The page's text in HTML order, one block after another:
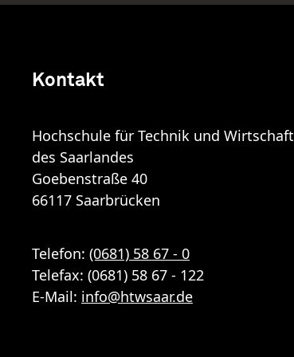
Kontakt
Hochschule für Technik und Wirtschaft
des Saarlandes
Goebenstraße 40
66117 Saarbrücken
Telefon: (0681) 58 67 - 0
Telefax: (0681) 58 67 - 122
E-Mail: info@htwsaar.de